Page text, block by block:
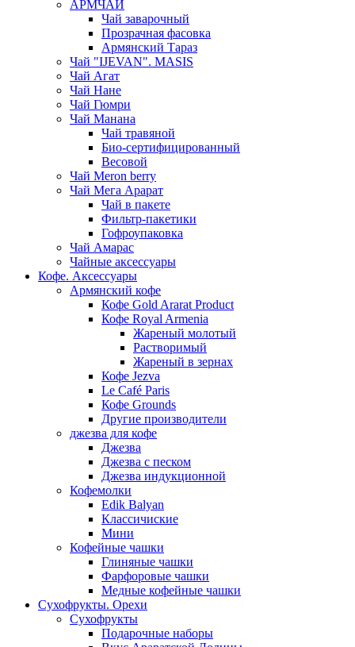
АРМЧАЙ
Чай заварочный
Прозрачная фасовка
Армянский Тараз
Чай "IJEVAN". MASIS
Чай Агат
Чай Нане
Чай Гюмри
Чай Манана
Чай травяной
Био-сертифицированный
Весовой
Чай Meron berry
Чай Мега Арарат
Чай в пакете
Фильтр-пакетики
Гофроупаковка
Чай Амарас
Чайные аксессуары
Кофе. Аксессуары
Армянский кофе
Кофе Gold Ararat Product
Кофе Royal Armenia
Жареный молотый
Растворимый
Жареный в зернах
Кофе Jezva
Le Café Paris
Кофе Grounds
Другие производители
джезва для кофе
Джезва
Джезва с песком
Джезва индукционной
Кофемолки
Edik Balyan
Классичиские
Мини
Кофейные чашки
Глиняные чашки
Фарфоровые чашки
Медные кофейные чашки
Сухофрукты. Орехи
Сухофрукты
Подарочные наборы